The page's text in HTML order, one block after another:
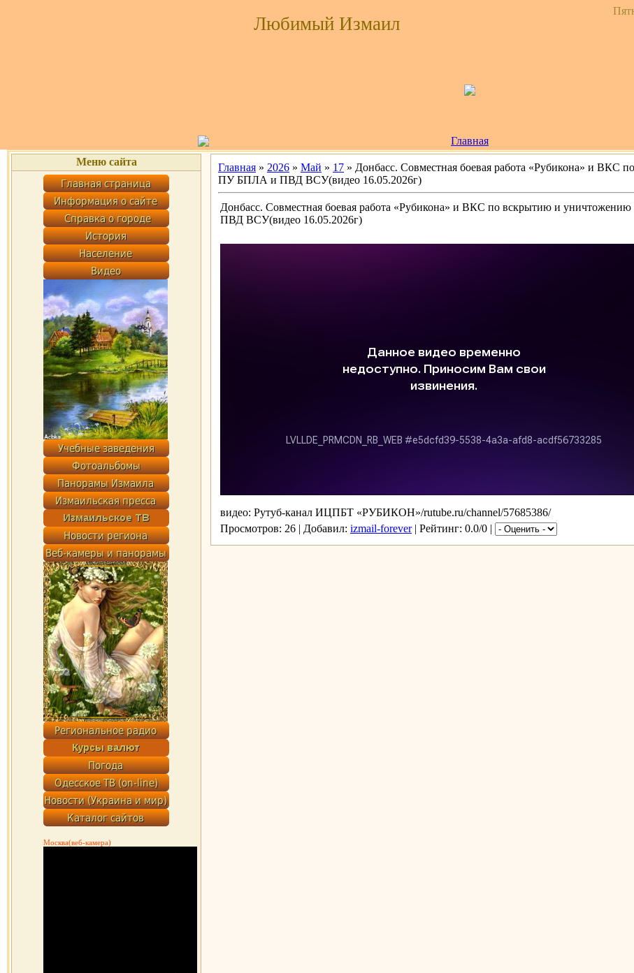
Любимый Измаил
Главная
Меню сайта
Москва(веб-камера)
Главная » 2026 » Май » 17 » Донбасс. Совместная боевая работа «Рубикона» и ВКС
ПУ БПЛА и ПВД ВСУ(видео 16.05.2026г)
Донбасс. Совместная боевая работа «Рубикона» и ВКС по вскрытию и
ПВД ВСУ(видео 16.05.2026г)
видео: Рутуб-канал ИЦПБТ «РУБИКОН»/rutube.ru/channel/57685386/
Просмотров: 26 | Добавил: izmail-forever| Рейтинг: 0.0/0 |